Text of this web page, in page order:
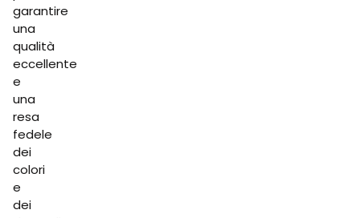
garantire
una
qualità
eccellente
e
una
resa
fedele
dei
colori
e
dei